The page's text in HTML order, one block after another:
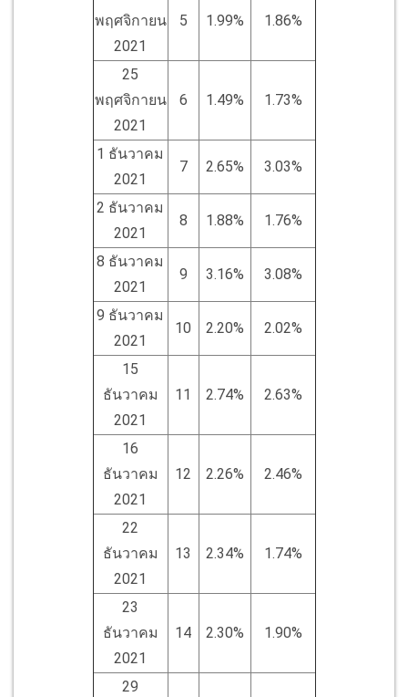
พฤศจิกายน
2021
5 1.99% 1.86%
25
พฤศจิกายน
2021
6 1.49% 1.73%
1 ธันวาคม
2021
7 2.65% 3.03%
2 ธันวาคม
2021
8 1.88% 1.76%
8 ธันวาคม
2021
9 3.16% 3.08%
9 ธันวาคม
2021
10 2.20% 2.02%
15
ธันวาคม
2021
11 2.74% 2.63%
16
ธันวาคม
2021
12 2.26% 2.46%
22
ธันวาคม
2021
13 2.34% 1.74%
23
ธันวาคม
2021
14 2.30% 1.90%
29